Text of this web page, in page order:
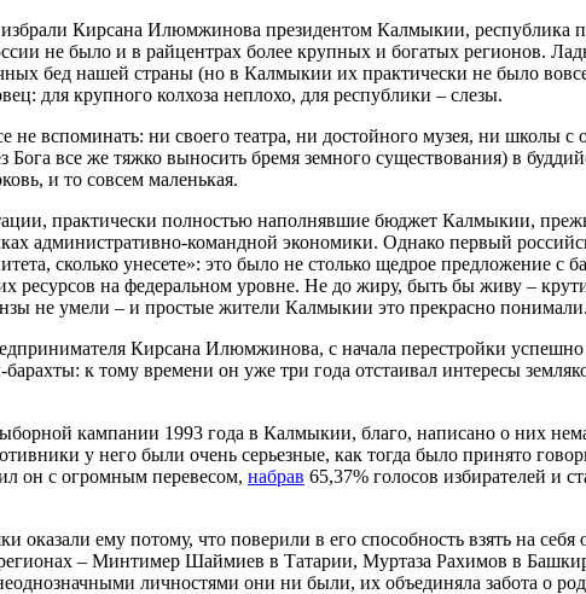
избрали Кирсана Илюмжинова президентом Калмыкии, республика
не было и в райцентрах более крупных и богатых регионов.
бед нашей страны (но в Калмыкии их практически не было
для крупного колхоза неплохо, для республики – слезы.
не вспоминать: ни своего театра, ни достойного музея, ни школы с
все же тяжко выносить бремя земного существования) в
и то совсем маленькая.
практически полностью наполнявшие бюджет Калмыкии,
административно-командной экономики. Однако первый
сколько унесете»: это было не столько щедрое предложение с
ресурсов на федеральном уровне. Не до жиру, быть бы живу –
не умели – и простые жители Калмыкии это прекрасно понимали.
Кирсана Илюмжинова, с начала перестройки успешно
к тому времени он уже три года отстаивал интересы
кампании 1993 года в Калмыкии, благо, написано о них
у него были очень серьезные, как тогда было принято
он с огромным перевесом, набрав 65,37% голосов избирателей и
ему потому, что поверили в его способность взять на себя
– Минтимер Шаймиев в Татарии, Муртаза Рахимов в
личностями они ни были, их объединяла забота о